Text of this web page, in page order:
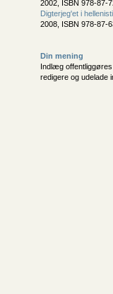
2002, ISBN 978-87-
Digterjeg'et i
2008, ISBN 978-87-
Din mening
Indlæg
redigere og udelade